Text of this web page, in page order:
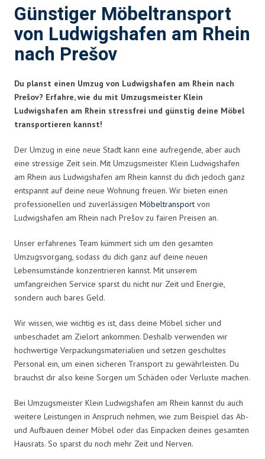
Günstiger Möbeltransport
von Ludwigshafen am Rhein
nach Prešov
Du planst einen Umzug von Ludwigshafen am Rhein nach
Prešov? Erfahre, wie du mit Umzugsmeister Klein
Ludwigshafen am Rhein stressfrei und günstig deine Möbel
transportieren kannst!
Der Umzug in eine neue Stadt kann eine aufregende, aber auch
eine stressige Zeit sein. Mit Umzugsmeister Klein Ludwigshafen
am Rhein aus Ludwigshafen am Rhein kannst du dich jedoch ganz
entspannt auf deine neue Wohnung freuen. Wir bieten einen
professionellen und zuverlässigen Möbeltransport von
Ludwigshafen am Rhein nach Prešov zu fairen Preisen an.
Unser erfahrenes Team kümmert sich um den gesamten
Umzugsvorgang, sodass du dich ganz auf deine neuen
Lebensumstände konzentrieren kannst. Mit unserem
umfangreichen Service sparst du nicht nur Zeit und Energie,
sondern auch bares Geld.
Wir wissen, wie wichtig es ist, dass deine Möbel sicher und
unbeschadet am Zielort ankommen. Deshalb verwenden wir
hochwertige Verpackungsmaterialien und setzen geschultes
Personal ein, um einen sicheren Transport zu gewährleisten. Du
brauchst dir also keine Sorgen um Schäden oder Verluste machen.
Bei Umzugsmeister Klein Ludwigshafen am Rhein kannst du auch
weitere Leistungen in Anspruch nehmen, wie zum Beispiel das Ab-
und Aufbauen deiner Möbel oder das Einpacken deines gesamten
Hausrats. So sparst du noch mehr Zeit und Nerven.